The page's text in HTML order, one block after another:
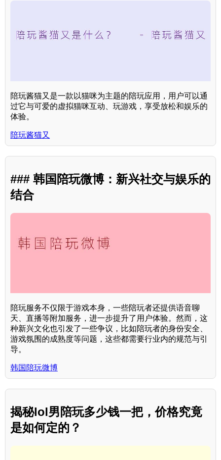
陪玩酱猫又是一款以猫咪为主题的陪玩应用，用户可以通
过它与可爱的虚拟猫咪互动、玩游戏，享受放松和娱乐的
体验。
陪玩酱猫又
### 韩国陪玩微博：新兴社交与娱乐的
结合
陪玩服务不仅限于游戏本身，一些陪玩者还提供语音聊
天、直播等附加服务，进一步提升了用户体验。然而，这
种新兴文化也引发了一些争议，比如陪玩者的身份安全、
游戏氛围的成熟度等问题，这些都需要行业内的规范与引
导。
韩国陪玩微博
揭秘lol男陪玩多少钱一把，价格究竟
是如何定的？